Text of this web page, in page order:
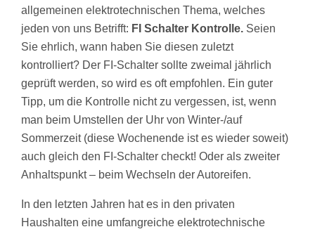
allgemeinen elektrotechnischen Thema, welches
jeden von uns Betrifft: FI Schalter Kontrolle. Seien
Sie ehrlich, wann haben Sie diesen zuletzt
kontrolliert? Der FI-Schalter sollte zweimal jährlich
geprüft werden, so wird es oft empfohlen. Ein guter
Tipp, um die Kontrolle nicht zu vergessen, ist, wenn
man beim Umstellen der Uhr von Winter-/auf
Sommerzeit (diese Wochenende ist es wieder soweit)
auch gleich den FI-Schalter checkt! Oder als zweiter
Anhaltspunkt – beim Wechseln der Autoreifen.
In den letzten Jahren hat es in den privaten
Haushalten eine umfangreiche elektrotechnische